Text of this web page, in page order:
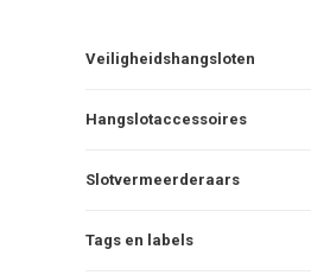
Veiligheidshangsloten
Hangslotaccessoires
Slotvermeerderaars
Tags en labels